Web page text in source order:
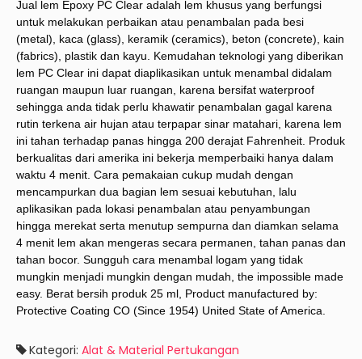
Jual lem Epoxy PC Clear adalah lem khusus yang berfungsi
untuk melakukan perbaikan atau penambalan pada besi
(metal), kaca (glass), keramik (ceramics), beton (concrete), kain
(fabrics), plastik dan kayu. Kemudahan teknologi yang diberikan
lem PC Clear ini dapat diaplikasikan untuk menambal didalam
ruangan maupun luar ruangan, karena bersifat waterproof
sehingga anda tidak perlu khawatir penambalan gagal karena
rutin terkena air hujan atau terpapar sinar matahari, karena lem
ini tahan terhadap panas hingga 200 derajat Fahrenheit. Produk
berkualitas dari amerika ini bekerja memperbaiki hanya dalam
waktu 4 menit. Cara pemakaian cukup mudah dengan
mencampurkan dua bagian lem sesuai kebutuhan, lalu
aplikasikan pada lokasi penambalan atau penyambungan
hingga merekat serta menutup sempurna dan diamkan selama
4 menit lem akan mengeras secara permanen, tahan panas dan
tahan bocor. Sungguh cara menambal logam yang tidak
mungkin menjadi mungkin dengan mudah, the impossible made
easy. Berat bersih produk 25 ml, Product manufactured by:
Protective Coating CO (Since 1954) United State of America.
Kategori: Alat & Material Pertukangan